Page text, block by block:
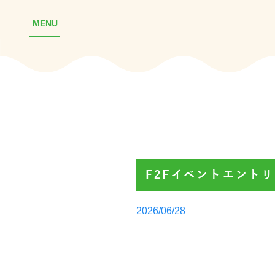
MENU
F2Fイベントエント
Posted
2026/06/28